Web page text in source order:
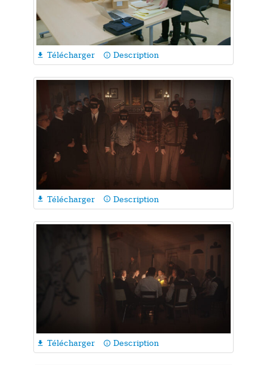
 Télécharger info_outline Description
 Télécharger info_outline Description
 Télécharger info_outline Description